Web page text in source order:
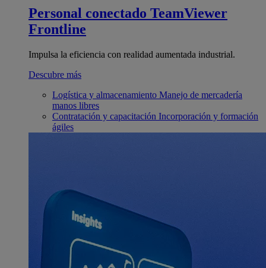
Personal conectado TeamViewer
Frontline
Impulsa la eficiencia con realidad aumentada industrial.
Descubre más
Logística y almacenamiento Manejo de mercadería
manos libres
Contratación y capacitación Incorporación y formación
ágiles